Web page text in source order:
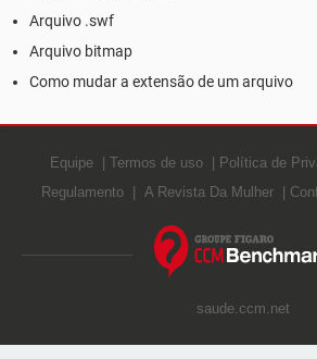
Arquivo .swf
Arquivo bitmap
Como mudar a extensão de um arquivo
Equipe Termos de uso Política de
Regulamento
A Revista Da Mulher
saude.ccm.net